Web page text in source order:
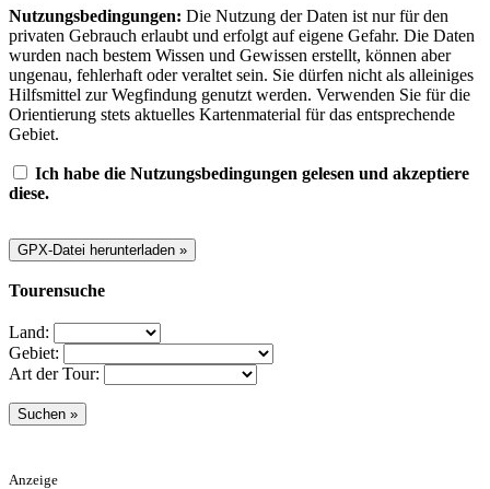
Nutzungsbedingungen: Die Nutzung der Daten ist nur für den
privaten Gebrauch erlaubt und erfolgt auf eigene Gefahr. Die Daten
wurden nach bestem Wissen und Gewissen erstellt, können aber
ungenau, fehlerhaft oder veraltet sein. Sie dürfen nicht als alleiniges
Hilfsmittel zur Wegfindung genutzt werden. Verwenden Sie für die
Orientierung stets aktuelles Kartenmaterial für das entsprechende
Gebiet.
Ich habe die Nutzungsbedingungen gelesen und akzeptiere
diese.
Tourensuche
Land:
Gebiet:
Art der Tour:
Anzeige